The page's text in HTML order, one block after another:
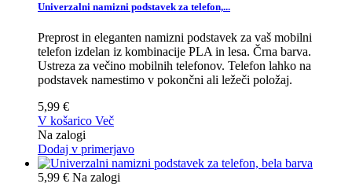
Univerzalni namizni podstavek za telefon,...
Preprost in eleganten namizni podstavek za vaš mobilni
telefon izdelan iz kombinacije PLA in lesa. Črna barva.
Ustreza za večino mobilnih telefonov. Telefon lahko na
podstavek namestimo v pokončni ali ležeči položaj.
5,99 €
V košarico Več
Na zalogi
Dodaj v primerjavo
5,99 € Na zalogi